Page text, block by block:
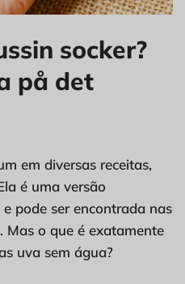
socker?
på det
em diversas receitas,
é uma versão
pode ser encontrada nas
Mas o que é exatamente
uva sem água?